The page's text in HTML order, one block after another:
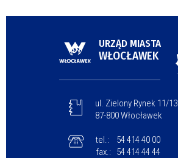
URZĄD MIASTA
WŁOCŁAWEK
ul. Zielony Rynek 11/13
87-800 Włocławek
tel.:
54 414 40 00
fax.:
54 414 44 44